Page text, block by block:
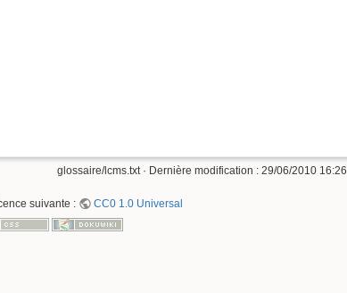
glossaire/lcms.txt· Dernière modification : 29/06/2010 16:26
suivante : CC0 1.0 Universal